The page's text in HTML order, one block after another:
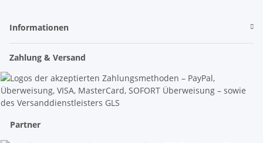
Informationen
Zahlung & Versand
Partner